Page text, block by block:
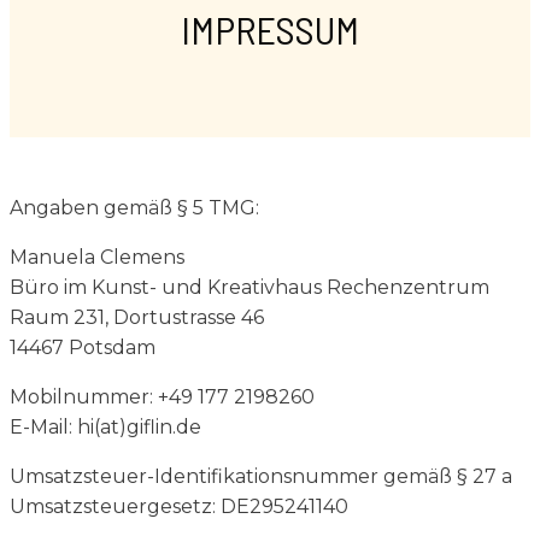
IMPRESSUM
Angaben gemäß § 5 TMG:
Manuela Clemens
Büro im Kunst- und Kreativhaus Rechenzentrum
Raum 231, Dortustrasse 46
14467 Potsdam
Mobilnummer: +49 177 2198260
E-Mail: hi(at)giflin.de
Umsatzsteuer-Identifikationsnummer gemäß § 27 a
Umsatzsteuergesetz: DE295241140